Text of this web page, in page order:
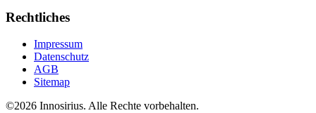
Rechtliches
Impressum
Datenschutz
AGB
Sitemap
©2026 Innosirius. Alle Rechte vorbehalten.